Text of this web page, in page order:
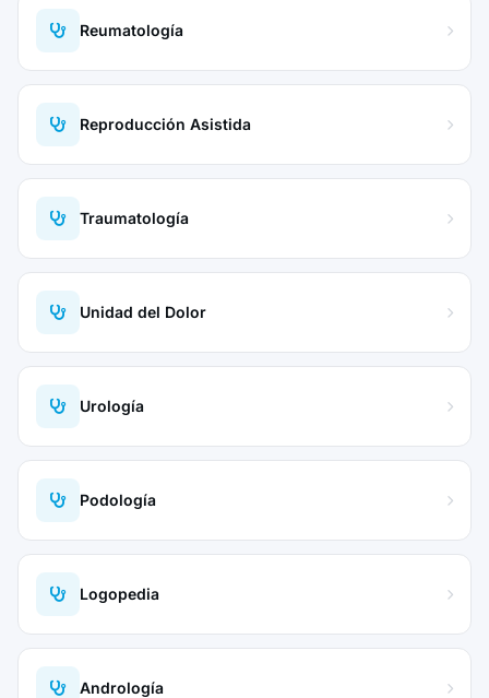
Reumatología
Reproducción Asistida
Traumatología
Unidad del Dolor
Urología
Podología
Logopedia
Andrología